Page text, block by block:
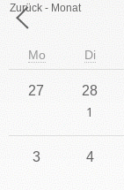
Zurück - Monat
Mo Di
27 28
3 4